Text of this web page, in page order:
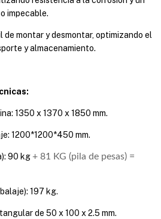
impecable.
de montar y desmontar, optimizando el
y almacenamiento.
1350 x 1370 x 1850 mm.
1200*1200*450 mm.
90 kg+ 81 KG (pila de pesas) =
197 kg.
de 50 x 100 x 2.5 mm.